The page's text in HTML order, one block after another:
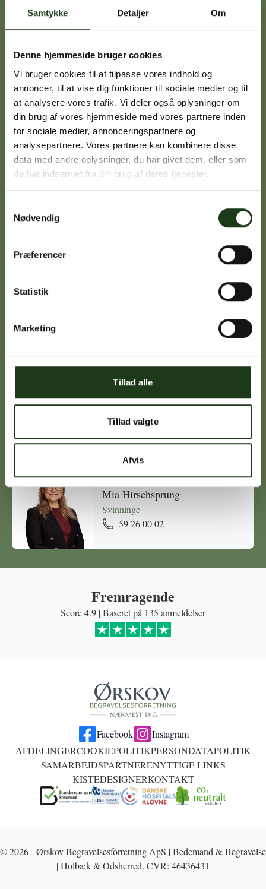
Samtykke Detaljer Om
Denne hjemmeside bruger cookies
Vi bruger cookies til at tilpasse vores indhold og
annoncer, til at vise dig funktioner til sociale medier og til
at analysere vores trafik. Vi deler også oplysninger om
din brug af vores hjemmeside med vores partnere inden
for sociale medier, annonceringspartnere og
analysepartnere. Vores partnere kan kombinere disse
data med andre oplysninger, du har givet dem, eller som
de har indsamlet fra din brug af deres tjenester.
Nødvendig
Præferencer
Statistik
Marketing
Tillad alle
Tillad valgte
Afvis
Holbæk
59 45 10 14
Signe Vinding
Nykøbing Sj.
59 91 99 77
Michael Ørskov
Holbæk
Mia Hirschsprung
Svinninge
59 26 00 02
Fremragende
Score 4.9 | Baseret på 135 anmeldelser
Facebook
Instagram
AFDELINGERCOOKIEPOLITIKPERSONDATAPOLITIK
SAMARBEJDSPARTNERENYTTIGE LINKS
KISTEDESIGNERKONTAKT
© 2026 - Ørskov Begravelsesforretning ApS | Bedemand & Begravelse
| Holbæk & Odsherred. CVR: 46436431